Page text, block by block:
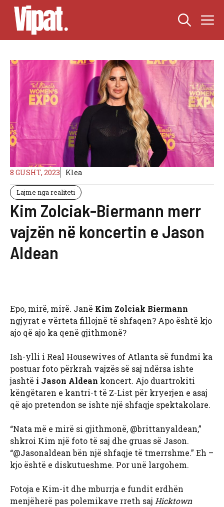
Skip
content
8 GUSHT, 2023 Klea
Lajme nga realiteti
Kim Zolciak-Biermann merr
vajzën në koncertin e Jason
Aldean
Epo, mirë, mirë. Janë Kim Zolciak Biermann
ngjyrat e vërteta fillojnë të shfaqen? Apo është kjo
ajo që ajo ka qenë gjithmonë?
Ish-ylli i Real Housewives of Atlanta së fundmi ka
postuar foto përkrah vajzës së saj ndërsa ishte
jashtë i Jason Aldean koncert. Ajo duartrokiti
këngëtaren e kantri-t të Z-List për kryerjen e asaj
që ajo pretendon se ishte një shfaqje spektakolare.
“Nata më e mirë si gjithmonë, @brittanyaldean,”
shkroi Kim një foto të saj dhe gruas së Jason.
“@Jasonaldean bën një shfaqje të tmerrshme.” Eh –
kjo është e diskutueshme. Por unë largohem.
Fotoja e Kim-it dhe mburrja e fundit erdhën
menjëherë pas polemikave rreth saj Hicktown